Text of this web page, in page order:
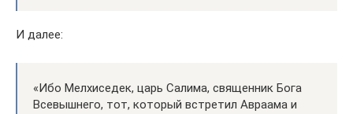
И далее:
«Ибо Мелхиседек, царь Салима, священник Бога
Всевышнего, тот, который встретил Авраама и